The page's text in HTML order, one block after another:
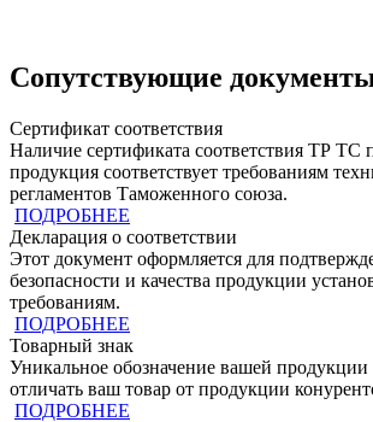
Сопутствующие
Сертификат соответствия
Наличие сертификата соответствия ТР ТС
продукция cоответствует требованиям
регламентов Таможенного союза.
ПОДРОБНЕЕ
Декларация о соответствии
Этот документ оформляется для
безопасности и качества продукции
требованиям.
ПОДРОБНЕЕ
Товарный знак
Уникальное обозначение вашей продукции
отличать ваш товар от продукции
ПОДРОБНЕЕ